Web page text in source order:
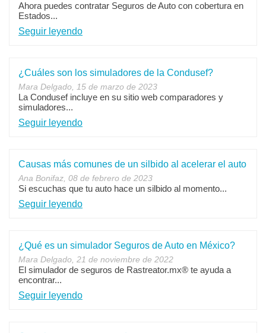
Ahora puedes contratar Seguros de Auto con cobertura en
Estados...
Seguir leyendo
¿Cuáles son los simuladores de la Condusef?
Mara Delgado, 15 de marzo de 2023
La Condusef incluye en su sitio web comparadores y
simuladores...
Seguir leyendo
Causas más comunes de un silbido al acelerar el auto
Ana Bonifaz, 08 de febrero de 2023
Si escuchas que tu auto hace un silbido al momento...
Seguir leyendo
¿Qué es un simulador Seguros de Auto en México?
Mara Delgado, 21 de noviembre de 2022
El simulador de seguros de Rastreator.mx® te ayuda a
encontrar...
Seguir leyendo